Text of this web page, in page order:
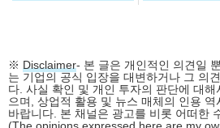
※ Disclaimer- 본 글은 개인적인 의견일
는 기업의 공식 입장을 대변하거나 그 의
다. 사실 확인 및 개인 투자의 판단에 대
으며, 상업적 활용 및 뉴스 매체의 인용
바랍니다. 본 채널은 광고를 비롯 어떠한